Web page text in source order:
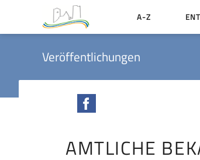
A-Z
Veröffentlichungen
AMTLICHE